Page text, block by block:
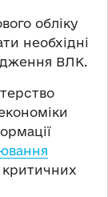
обліку
необхідні
ВЛК.
критичних